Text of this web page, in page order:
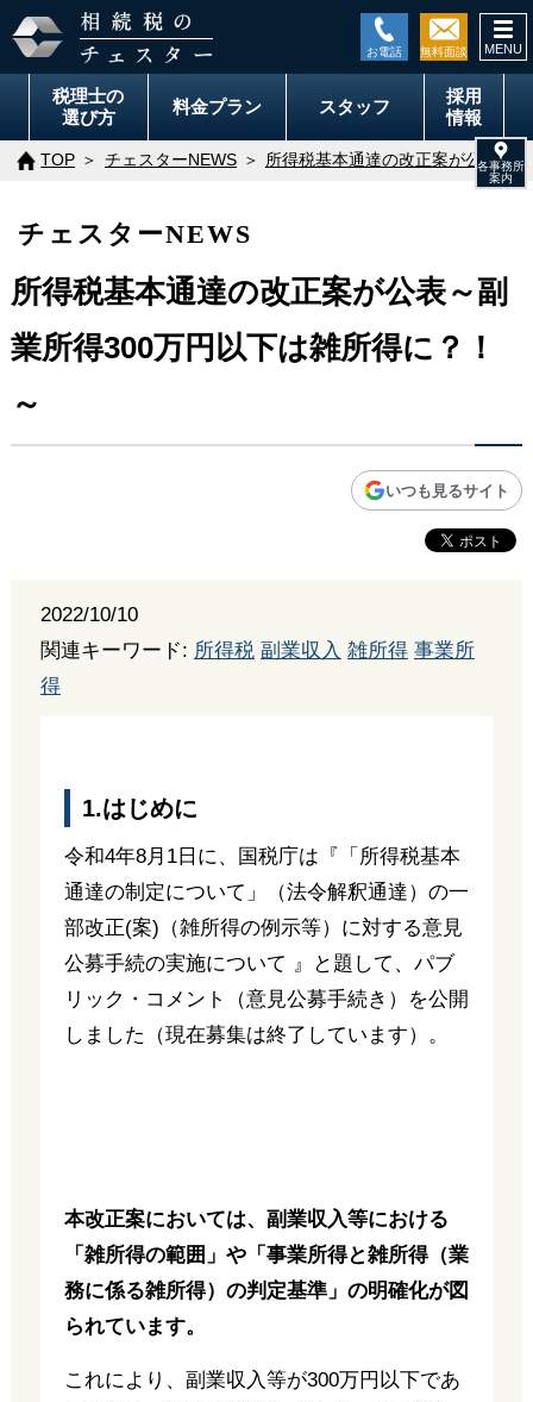
税理士の
選び方
料金プラン スタッフ
採用
情報
TOP チェスターNEWS 所得税基本通達の改正案が公表～
チェスターNEWS
所得税基本通達の改正案が公表～副
業所得300万円以下は雑所得に？！
～
いつも見るサイト
2022/10/10
関連キーワード: 所得税 副業収入 雑所得 事業所
得
1.はじめに
令和4年8月1日に、国税庁は『「所得税基本
通達の制定について」（法令解釈通達）の一
部改正(案)（雑所得の例示等）に対する意見
公募手続の実施について 』と題して、パブ
リック・コメント（意見公募手続き）を公開
しました（現在募集は終了しています）。
本改正案においては、副業収入等における
「雑所得の範囲」や「事業所得と雑所得（業
務に係る雑所得）の判定基準」の明確化が図
られています。
これにより、副業収入等が300万円以下であ